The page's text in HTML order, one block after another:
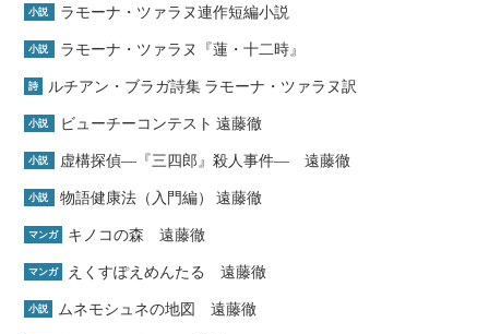
小説 ラモーナ・ツァラヌ連作短編小説
小説 ラモーナ・ツァラヌ『蓮・十二時』
詩 ルチアン・ブラガ詩集 ラモーナ・ツァラヌ訳
小説 ビューチーコンテスト 遠藤徹
小説 虚構探偵―『三四郎』殺人事件― 遠藤徹
小説 物語健康法（入門編） 遠藤徹
マンガ キノコの森 遠藤徹
マンガ えくすぽえめんたる 遠藤徹
小説 ムネモシュネの地図 遠藤徹